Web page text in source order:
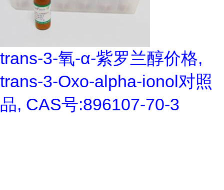
trans-3-氧-α-紫罗兰醇价格,
trans-3-Oxo-alpha-ionol对照
品, CAS号:896107-70-3